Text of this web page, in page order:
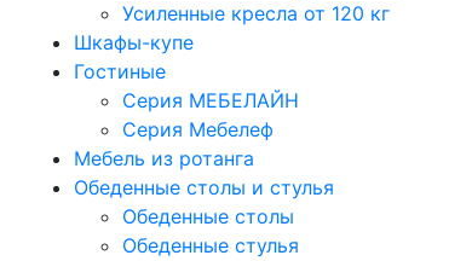
Усиленные кресла от 120 кг
Шкафы-купе
Гостиные
Серия МЕБЕЛАЙН
Серия Мебелеф
Мебель из ротанга
Обеденные столы и стулья
Обеденные столы
Обеденные стулья